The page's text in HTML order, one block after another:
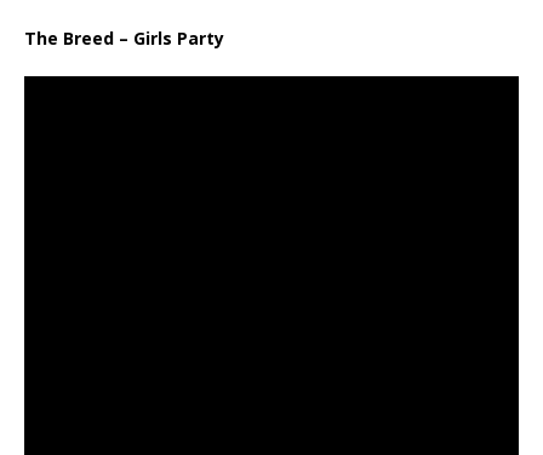
The Breed – Girls Party